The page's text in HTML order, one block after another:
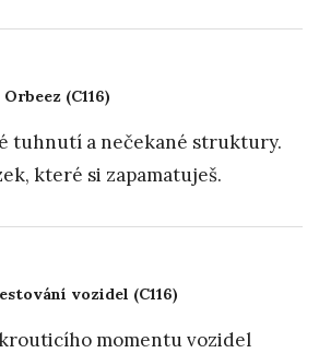
(C116)
tuhnutí a nečekané struktury.
které si zapamatuješ.
vozidel (C116)
momentu vozidel